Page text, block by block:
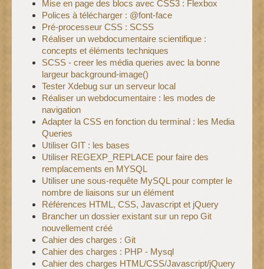
Mise en page des blocs avec CSS3 : Flexbox
Polices à télécharger : @font-face
Pré-processeur CSS : SCSS
Réaliser un webdocumentaire scientifique :
concepts et éléments techniques
SCSS - creer les média queries avec la bonne
largeur background-image()
Tester Xdebug sur un serveur local
Réaliser un webdocumentaire : les modes de
navigation
Adapter la CSS en fonction du terminal : les Media
Queries
Utiliser GIT : les bases
Utiliser REGEXP_REPLACE pour faire des
remplacements en MYSQL
Utiliser une sous-requête MySQL pour compter le
nombre de liaisons sur un élément
Références HTML, CSS, Javascript et jQuery
Brancher un dossier existant sur un repo Git
nouvellement créé
Cahier des charges : Git
Cahier des charges : PHP - Mysql
Cahier des charges HTML/CSS/Javascript/jQuery